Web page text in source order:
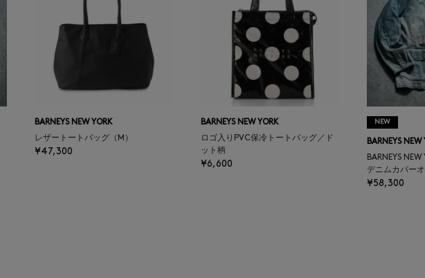
BARNEYS NEW YORK
レザートートバッグ（M）
¥47,300
BARNEYS NEW YORK
ロゴ入りPVC保冷トートバッグ／ド
ット柄
¥6,600
NEW
BARNEYS NEW
BARNEYS
デニムカバー
¥58,300